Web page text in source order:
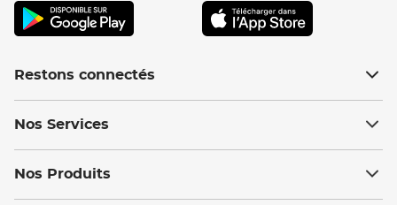
Restons connectés
Nos Services
Nos Produits